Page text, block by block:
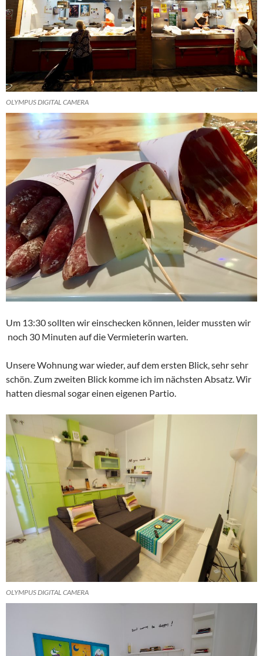
OLYMPUS DIGITAL CAMERA
Um 13:30 sollten wir einschecken können, leider mussten wir
noch 30 Minuten auf die Vermieterin warten.
Unsere Wohnung war wieder, auf dem ersten Blick, sehr sehr
schön. Zum zweiten Blick komme ich im nächsten Absatz. Wir
hatten diesmal sogar einen eigenen Partio.
OLYMPUS DIGITAL CAMERA